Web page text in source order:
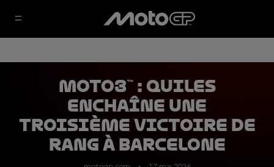
Moto3™ : Quiles
enchaîne une
troisième victoire de
rang à Barcelone